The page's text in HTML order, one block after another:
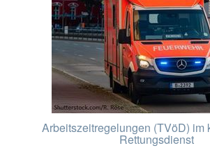
Arbeitszeitregelungen (TVöD) im
Rettungsdienst